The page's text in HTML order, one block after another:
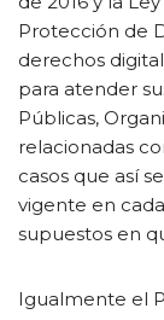
Protección de
derechos
para atender
Públicas,
relacionadas
casos que así
vigente en
supuestos en
Igualmente el